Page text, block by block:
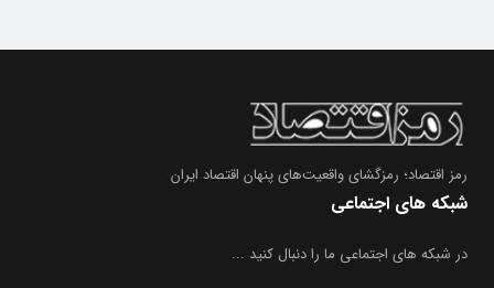
رمز اقتصاد؛ رمزگشای واقعیت‌های پنهان اقتصاد ایران
شبکه های اجتماعی
در شبکه های اجتماعی ما را دنبال کنید ...